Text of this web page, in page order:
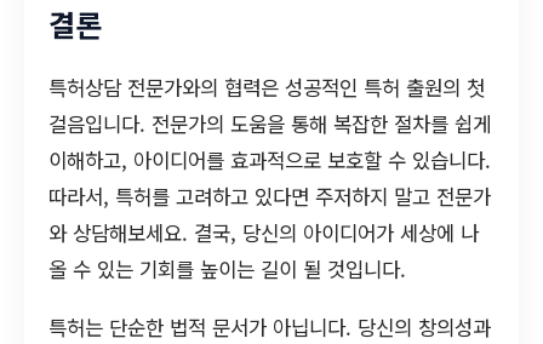
결론
특허상담 전문가와의 협력은 성공적인 특허 출원의 첫
걸음입니다. 전문가의 도움을 통해 복잡한 절차를 쉽게
이해하고, 아이디어를 효과적으로 보호할 수 있습니다.
따라서, 특허를 고려하고 있다면 주저하지 말고 전문가
와 상담해보세요. 결국, 당신의 아이디어가 세상에 나
올 수 있는 기회를 높이는 길이 될 것입니다.
특허는 단순한 법적 문서가 아닙니다. 당신의 창의성과